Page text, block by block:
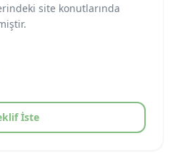
site konutlarında
İste